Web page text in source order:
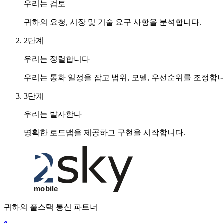
우리는 검토
귀하의 요청, 시장 및 기술 요구 사항을 분석합니다.
2단계
우리는 정렬합니다
우리는 통화 일정을 잡고 범위, 모델, 우선순위를 조정합
3단계
우리는 발사한다
명확한 로드맵을 제공하고 구현을 시작합니다.
귀하의 풀스택 통신 파트너